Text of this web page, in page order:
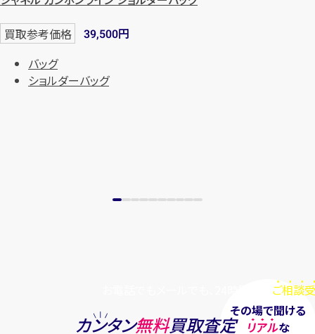
買取参考価格 39,500円
バッグ
ショルダーバッグ
ご相談
その場で聞ける
リアルな
カンタン無料買取査定